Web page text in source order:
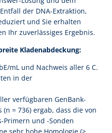
der DNA-Extraktion,
und Sie erhalten
Ihr zuverlässiges Ergebnis.
Kladenabdeckung:
mL und Nachweis aller 6 C.
in der
verfügbaren GenBank-
(n = 736) ergab, dass die von
Primern und -Sonden